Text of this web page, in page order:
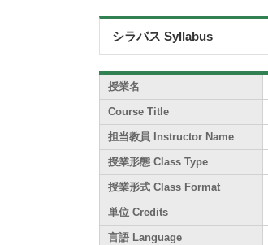
シラバス Syllabus
授業名
Course Title
担当教員 Instructor Name
授業形態 Class Type
授業形式 Class Format
単位 Credits
言語 Language